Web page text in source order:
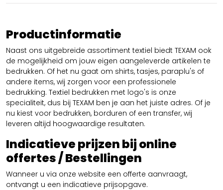
Productinformatie
Naast ons uitgebreide assortiment textiel biedt TEXAM ook
de mogelijkheid om jouw eigen aangeleverde artikelen te
bedrukken. Of het nu gaat om shirts, tasjes, paraplu's of
andere items, wij zorgen voor een professionele
bedrukking. Textiel bedrukken met logo's is onze
specialiteit, dus bij TEXAM ben je aan het juiste adres. Of je
nu kiest voor bedrukken, borduren of een transfer, wij
leveren altijd hoogwaardige resultaten.
Indicatieve prijzen bij online
offertes / Bestellingen
Wanneer u via onze website een offerte aanvraagt,
ontvangt u een indicatieve prijsopgave.